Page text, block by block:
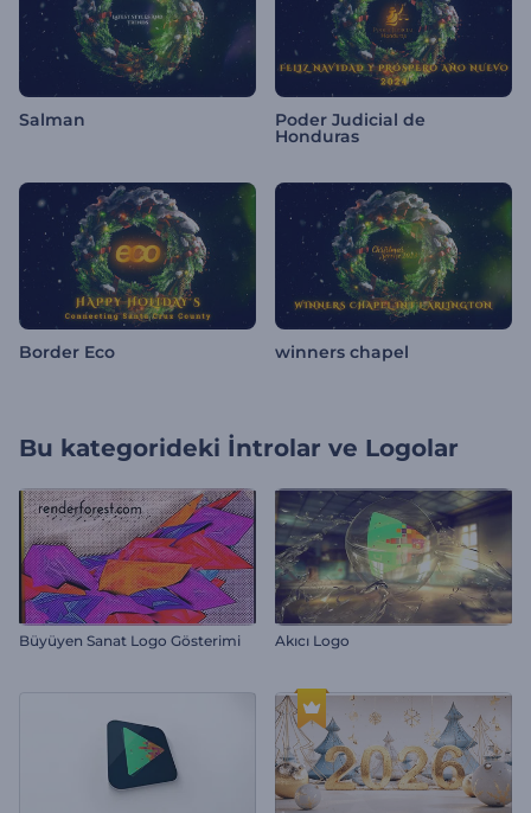
Salman Poder Judicial de
Honduras
Border Eco winners chapel
Bu kategorideki İntrolar ve Logolar
Büyüyen Sanat Logo Gösterimi Akıcı Logo